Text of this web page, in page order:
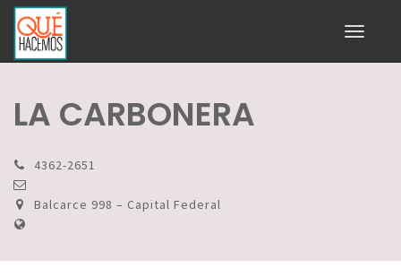
Toggle
LA CARBONERA
4362-2651
Balcarce 998 – Capital Federal